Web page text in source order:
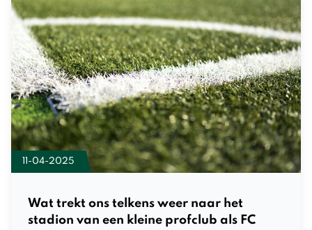
11-04-2025
Wat trekt ons telkens weer naar het
stadion van een kleine profclub als FC